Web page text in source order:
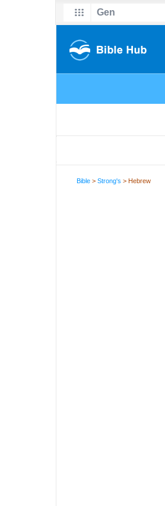
Bible >Strong's > Hebrew